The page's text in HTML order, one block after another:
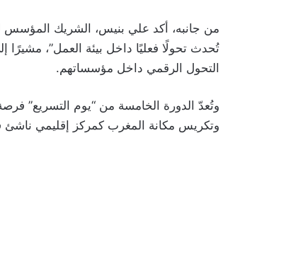
تُحدث تحولًا فعليًا داخل بيئة العمل”،
التحول الرقمي داخل مؤسساتهم.
وتُعدّ الدورة الخامسة من “يوم التسريع”
وتكريس مكانة المغرب كمركز إقليمي ناشئ